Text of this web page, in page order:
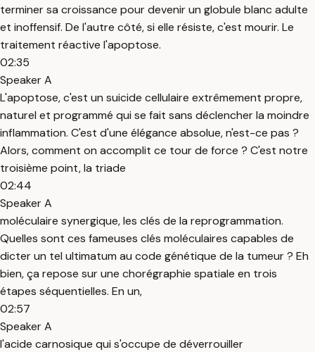
terminer sa croissance pour devenir un globule blanc adulte
et inoffensif. De l'autre côté, si elle résiste, c'est mourir. Le
traitement réactive l'apoptose.
02:35
Speaker A
L'apoptose, c'est un suicide cellulaire extrêmement propre,
naturel et programmé qui se fait sans déclencher la moindre
inflammation. C'est d'une élégance absolue, n'est-ce pas ?
Alors, comment on accomplit ce tour de force ? C'est notre
troisième point, la triade
02:44
Speaker A
moléculaire synergique, les clés de la reprogrammation.
Quelles sont ces fameuses clés moléculaires capables de
dicter un tel ultimatum au code génétique de la tumeur ? Eh
bien, ça repose sur une chorégraphie spatiale en trois
étapes séquentielles. En un,
02:57
Speaker A
l'acide carnosique qui s'occupe de déverrouiller